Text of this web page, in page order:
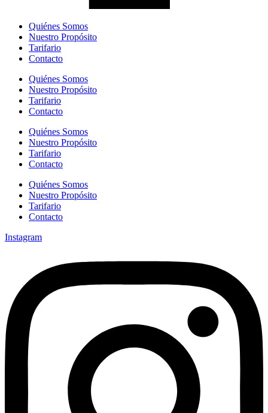
Quiénes Somos
Nuestro Propósito
Tarifario
Contacto
Quiénes Somos
Nuestro Propósito
Tarifario
Contacto
Quiénes Somos
Nuestro Propósito
Tarifario
Contacto
Quiénes Somos
Nuestro Propósito
Tarifario
Contacto
Instagram